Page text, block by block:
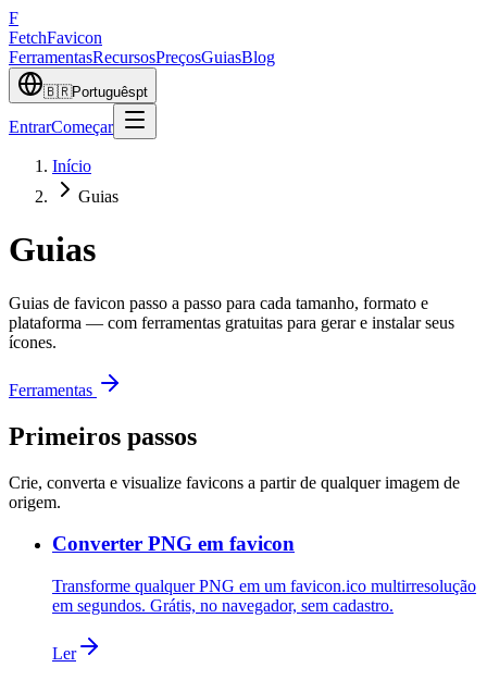
F
FetchFavicon
FerramentasRecursosPreçosGuiasBlog
🇧🇷Portuguêspt
EntrarComeçar
Início
Guias
Guias
Guias de favicon passo a passo para cada tamanho, formato e
plataforma — com ferramentas gratuitas para gerar e instalar seus
ícones.
Ferramentas
Primeiros passos
Crie, converta e visualize favicons a partir de qualquer imagem de
origem.
Converter PNG em favicon
Transforme qualquer PNG em um favicon.ico multirresolução
em segundos. Grátis, no navegador, sem cadastro.
Ler